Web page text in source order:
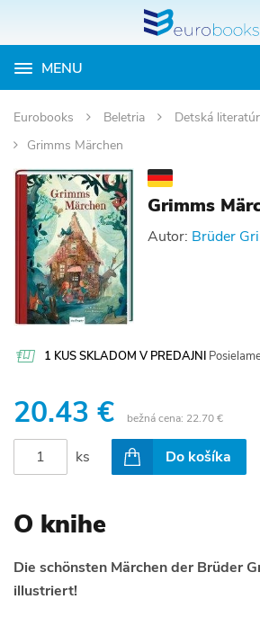
MENU
Eurobooks Beletria Detská
Grimms Märchen
Grimms
Autor: Brüder
1 KUS SKLADOM V PREDAJNI
20.43 € bežná cena: 22.70 €
ks Do košíka
O knihe
Die schönsten Märchen der Brüder
illustriert!